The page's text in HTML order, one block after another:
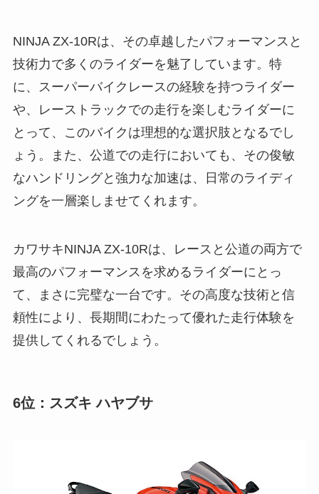
NINJA ZX-10Rは、その卓越したパフォーマンスと
技術力で多くのライダーを魅了しています。特
に、スーパーバイクレースの経験を持つライダー
や、レーストラックでの走行を楽しむライダーに
とって、このバイクは理想的な選択肢となるでし
ょう。また、公道での走行においても、その俊敏
なハンドリングと強力な加速は、日常のライディ
ングを一層楽しませてくれます。
カワサキNINJA ZX-10Rは、レースと公道の両方で
最高のパフォーマンスを求めるライダーにとっ
て、まさに完璧な一台です。その高度な技術と信
頼性により、長期間にわたって優れた走行体験を
提供してくれるでしょう。
6位：スズキ ハヤブサ